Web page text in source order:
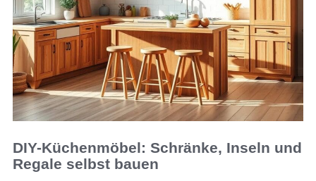
DIY-Küchenmöbel: Schränke, Inseln und
Regale selbst bauen